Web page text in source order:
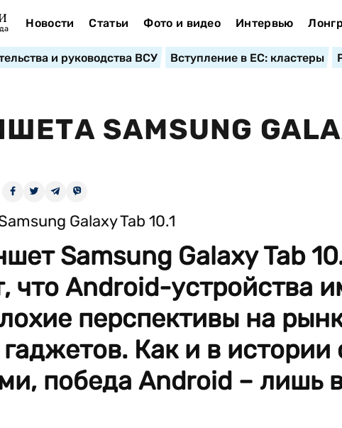
Новости Статьи Фото и видео Интервью
и руководства ВСУ Вступление в ЕС: кластеры
SAMSUNG
Samsung Galaxy Tab
что Android-устройства
перспективы на
Как и в истории
победа Android – лишь